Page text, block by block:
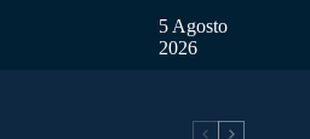
5 Agosto
2026